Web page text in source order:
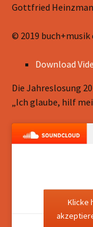
Gottfried
© 2019
Download
Die Jahreslosung
„Ich glaube, hilf
Klicke